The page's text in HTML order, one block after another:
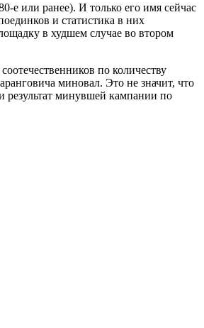
е или ранее). И только его имя сейчас
и статистика в них
в худшем случае во втором
по количеству
миновал. Это не значит, что
результат минувшей кампании по